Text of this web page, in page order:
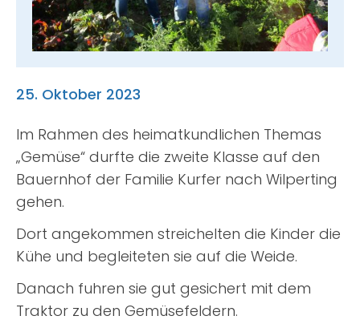
Suche
nach:
25. Oktober 2023
Im Rahmen des heimatkundlichen Themas
„Gemüse“ durfte die zweite Klasse auf den
Bauernhof der Familie Kurfer nach Wilperting
gehen.
Dort angekommen streichelten die Kinder die
Kühe und begleiteten sie auf die Weide.
Danach fuhren sie gut gesichert mit dem
Traktor zu den Gemüsefeldern.